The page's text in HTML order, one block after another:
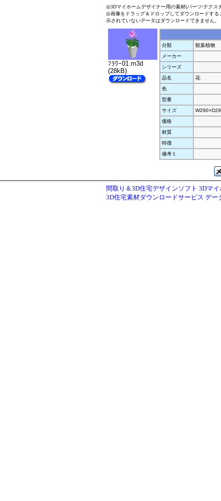
◎3Dマイホームデザイナー用の素材(パーツ/テクス
◎画像をドラッグ＆ドロップしてダウンロードす
示されていないデータはダウンロードできません。
ﾌﾗﾜｰ01.m3d
(28kB)
分類
観葉植物
メーカー
シリーズ
品名
花
色
型番
サイズ
価格
材質
特徴
備考１
間取り＆3D住宅デザインソフト 3Dマ
3D住宅素材ダウンロードサービス デー